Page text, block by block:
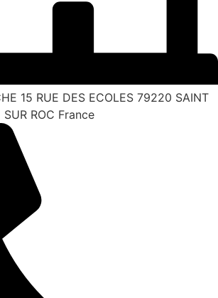
15 RUE DES ECOLES 79220 SAINT
SUR ROC France